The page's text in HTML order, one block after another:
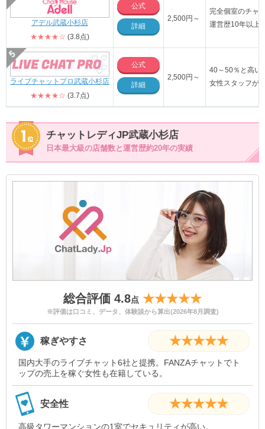
アデル武蔵小杉店
★★★★☆ (3.8点)
公式
詳細
2,500円～
完全個室のチャ
運営歴10年以上
ライブチャットプロ武蔵小杉店
★★★★☆ (3.7点)
公式
詳細
2,500円～
40～50％と高い
女性スタッフが
チャットレディJP武蔵小杉店
日本最大級の店舗数と運営歴約20年の実績
総合評価 4.8点 ★★★★★
※評価は口コミ、データ、体験談から算出(2026年8月調査)
稼ぎやすさ ★★★★★
国内大手のライブチャット6社と提携。FANZAチャットでト
ップの売上を稼ぐ女性も在籍している。
安全性 ★★★★★
高級タワーマンションの1室でセキュリティが高い。